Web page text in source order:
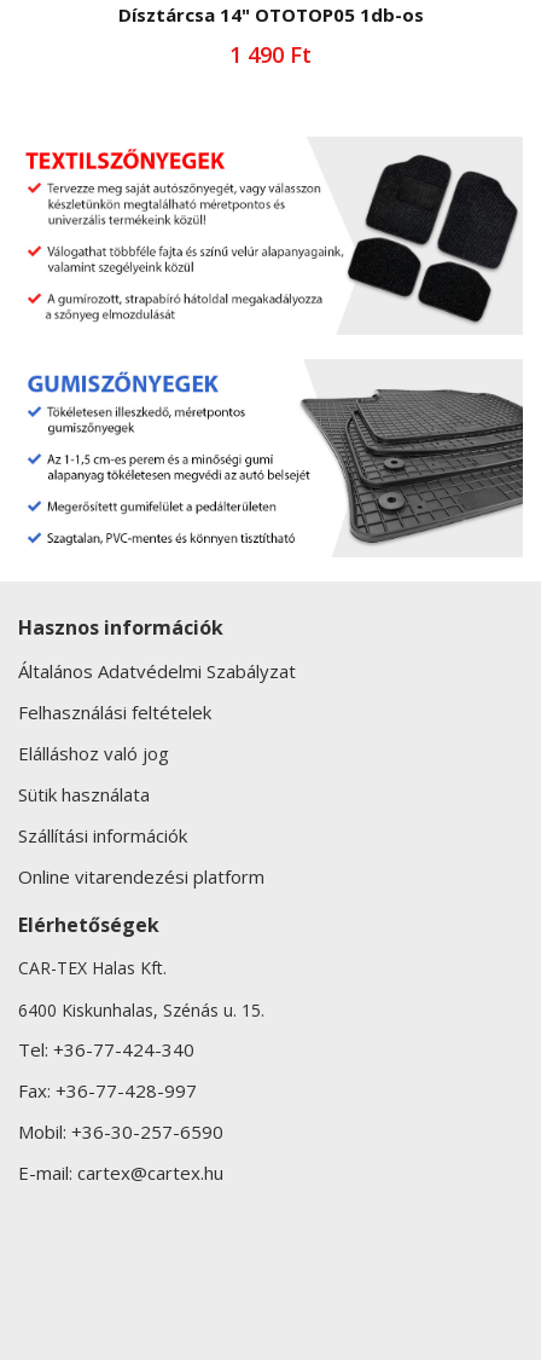
Dísztárcsa 14" OTOTOP05 1db-os
1 490 Ft
Hasznos információk
Általános Adatvédelmi Szabályzat
Felhasználási feltételek
Elálláshoz való jog
Sütik használata
Szállítási információk
Online vitarendezési platform
Elérhetőségek
CAR-TEX Halas Kft.
6400 Kiskunhalas, Szénás u. 15.
Tel: +36-77-424-340
Fax: +36-77-428-997
Mobil: +36-30-257-6590
E-mail: cartex@cartex.hu